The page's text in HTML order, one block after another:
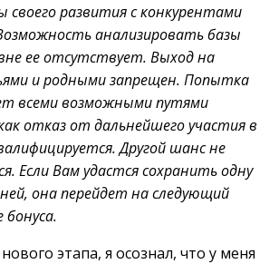
развития с конкурентами
анализировать базы
ее отсутствует. Выход на
и родными запрещен. Попытка
всеми возможными путями
отказ от дальнейшего участия в
Другой шанс не
Если Вам удастся сохранить одну
она перейдет на следующий
этапа, я осознал, что у меня